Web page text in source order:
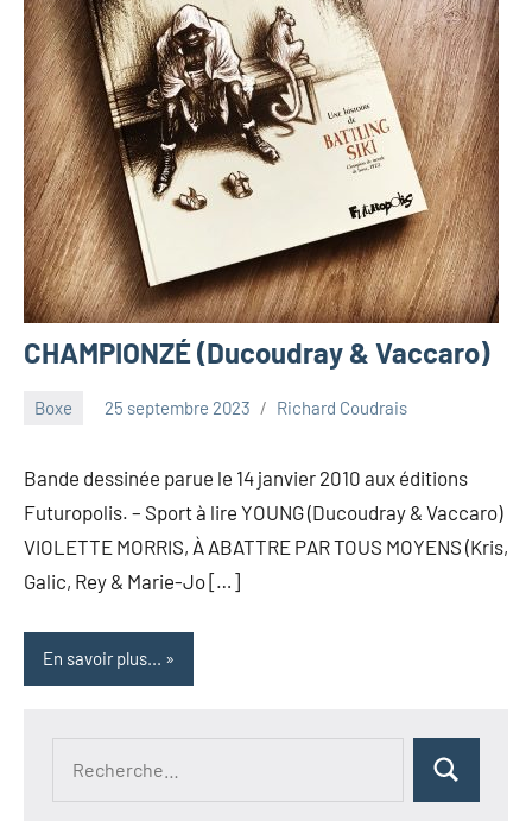
CHAMPIONZÉ (Ducoudray & Vaccaro)
Boxe 25 septembre 2023 Richard Coudrais
Bande dessinée parue le 14 janvier 2010 aux éditions
Futuropolis. – Sport à lire YOUNG (Ducoudray & Vaccaro)
VIOLETTE MORRIS, À ABATTRE PAR TOUS MOYENS (Kris,
Galic, Rey & Marie-Jo […]
En savoir plus...
Rechercher